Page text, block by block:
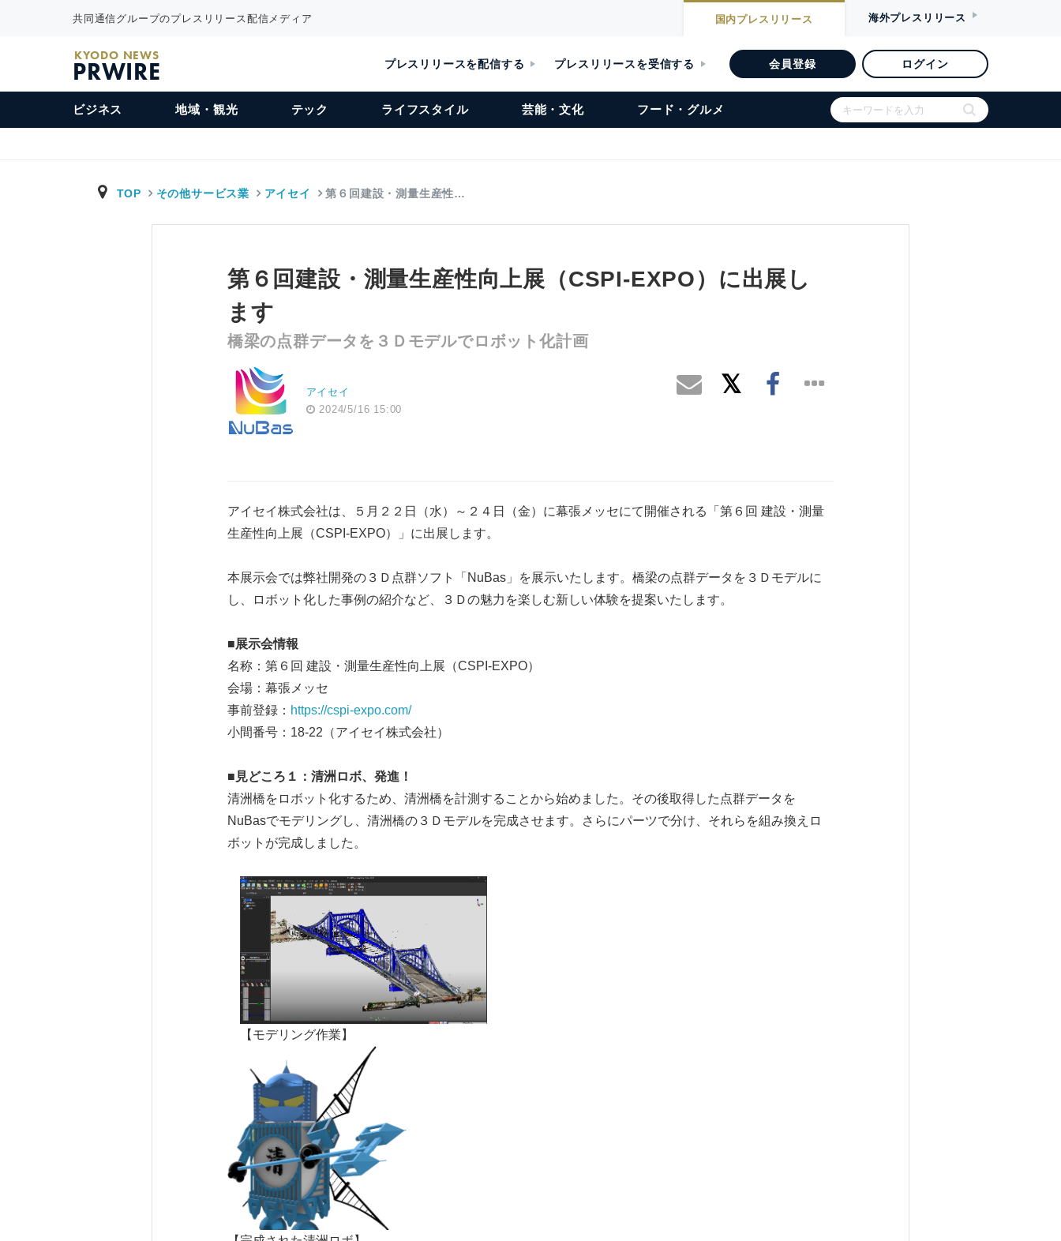
共同通信グループのプレスリリース配信メディア 国内プレスリリース 海外プレスリリース
KYODO NEWS
PRWIRE プレスリリースを配信する プレスリリースを受信する 会員登録 ログイン
ビジネス 地域・観光 テック ライフスタイル 芸能・文化 フード・グルメ
TOP その他サービス業 アイセイ 第６回建設・測量生産性…
第６回建設・測量生産性向上展（CSPI-EXPO）に出展し
ます
橋梁の点群データを３Ｄモデルでロボット化計画
アイセイ
2024/5/16 15:00
アイセイ株式会社は、５月２２日（水）～２４日（金）に幕張メッセにて開催される「第６回 建設・測量
生産性向上展（CSPI‐EXPO）」に出展します。
本展示会では弊社開発の３Ｄ点群ソフト「NuBas」を展示いたします。橋梁の点群データを３Ｄモデルに
し、ロボット化した事例の紹介など、３Ｄの魅力を楽しむ新しい体験を提案いたします。
■展示会情報
名称：第６回 建設・測量生産性向上展（CSPI‐EXPO）
会場：幕張メッセ
事前登録： https://cspi-expo.com/
小間番号：18-22（アイセイ株式会社）
■見どころ１：清洲ロボ、発進！
清洲橋をロボット化するため、清洲橋を計測することから始めました。その後取得した点群データを
NuBasでモデリングし、清洲橋の３Ｄモデルを完成させます。さらにパーツで分け、それらを組み換えロ
ボットが完成しました。
【モデリング作業】